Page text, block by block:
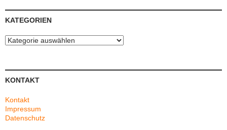
KATEGORIEN
Kategorien
KONTAKT
Kontakt
Impressum
Datenschutz